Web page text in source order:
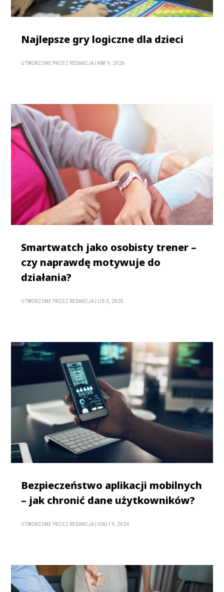
Najlepsze gry logiczne dla dzieci
UTWORZONE PRZEZ REDAKCJA KWI 9, 2026
Smartwatch jako osobisty trener –
czy naprawdę motywuje do
działania?
UTWORZONE PRZEZ REDAKCJA LIS 3, 2025
Bezpieczeństwo aplikacji mobilnych
– jak chronić dane użytkowników?
UTWORZONE PRZEZ REDAKCJA GRU 19, 2024